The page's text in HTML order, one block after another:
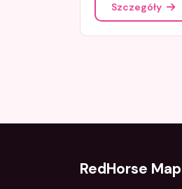
Szczegóły
RedHorse